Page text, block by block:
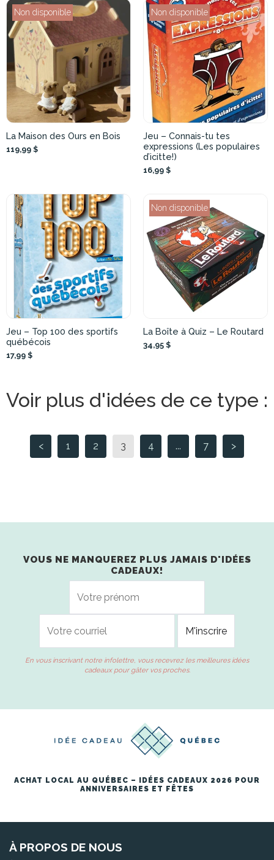
Non disponible
La Maison des Ours en Bois
119,99 $
Non disponible
Jeu – Connais-tu tes
expressions (Les populaires
d’icitte!)
16,99 $
Jeu – Top 100 des sportifs
québécois
17,99 $
Non disponible
La Boîte à Quiz – Le Routard
34,95 $
Voir plus d'idées de ce type :
< 1 2 3 4 ... 7 >
VOUS NE MANQUEREZ PLUS JAMAIS D'IDÉES
CADEAUX!
En vous inscrivant notre infolettre, vous recevrez les meilleures idées
cadeaux pour gâter vos proches.
ACHAT LOCAL AU QUÉBEC – IDÉES CADEAUX 2026 POUR
ANNIVERSAIRES ET FÊTES
À PROPOS DE NOUS